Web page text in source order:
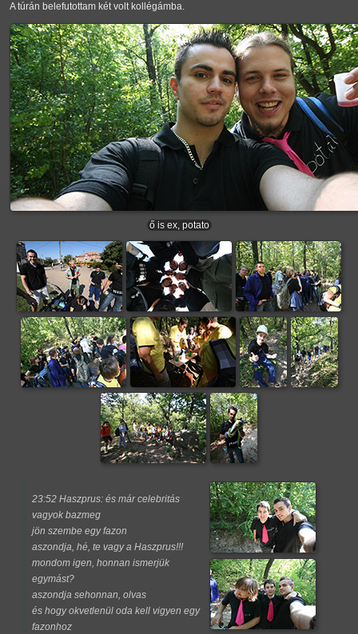
A túrán belefutottam két volt kollégámba.
ő is ex, potato
23:52 Haszprus: és már celebritás
vagyok bazmeg
jön szembe egy fazon
aszondja, hé, te vagy a Haszprus!!!
mondom igen, honnan ismerjük
egymást?
aszondja sehonnan, olvas
és hogy okvetlenül oda kell vigyen egy
fazonhoz